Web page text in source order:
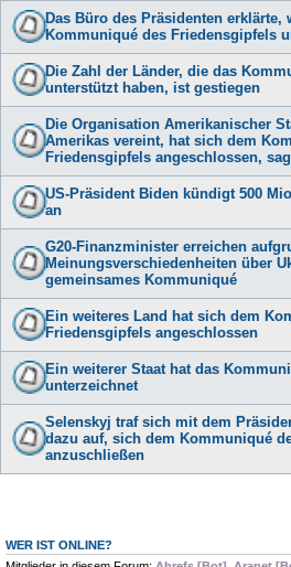
Das Büro des Präsidenten
Kommuniqué des Friedensgipfels
Die Zahl der Länder, die das
unterstützt haben, ist gestiegen
Die Organisation Amerikanischer
Amerikas vereint, hat sich dem
Friedensgipfels angeschlossen,
US-Präsident Biden kündigt 500
an
G20-Finanzminister erreichen
Meinungsverschiedenheiten über
gemeinsames Kommuniqué
Ein weiteres Land hat sich dem
Friedensgipfels angeschlossen
Ein weiterer Staat hat das
unterzeichnet
Selenskyj traf sich mit dem
dazu auf, sich dem Kommuniqué
anzuschließen
WER IST ONLINE?